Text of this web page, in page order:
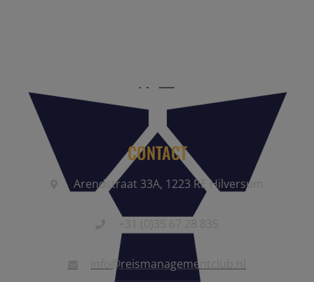
CONTACT
Arendstraat 33A, 1223 RE Hilversum
info@reismanagementclub.nl